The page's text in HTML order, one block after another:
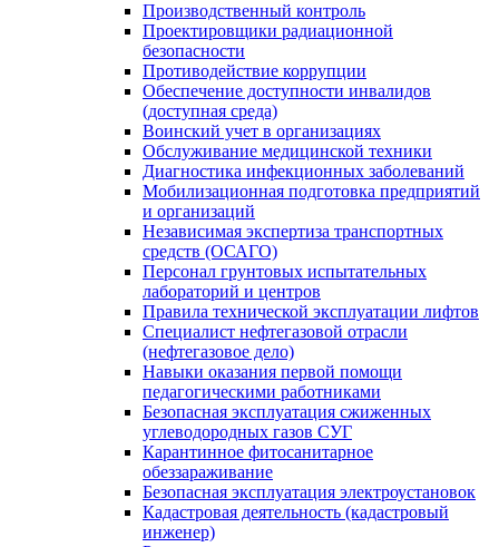
Производственный контроль
Проектировщики радиационной
безопасности
Противодействие коррупции
Обеспечение доступности инвалидов
(доступная среда)
Воинский учет в организациях
Обслуживание медицинской техники
Диагностика инфекционных заболеваний
Мобилизационная подготовка предприятий
и организаций
Независимая экспертиза транспортных
средств (ОСАГО)
Персонал грунтовых испытательных
лабораторий и центров
Правила технической эксплуатации лифтов
Специалист нефтегазовой отрасли
(нефтегазовое дело)
Навыки оказания первой помощи
педагогическими работниками
Безопасная эксплуатация сжиженных
углеводородных газов СУГ
Карантинное фитосанитарное
обеззараживание
Безопасная эксплуатация электроустановок
Кадастровая деятельность (кадастровый
инженер)